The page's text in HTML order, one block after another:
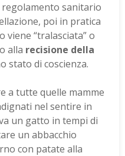
sanitario
poi in pratica
viene “tralasciata” o
alla recisione della
stato di coscienza.
a tutte quelle mamme
nel sentire in
un gatto in tempi di
un abbacchio
con patate alla